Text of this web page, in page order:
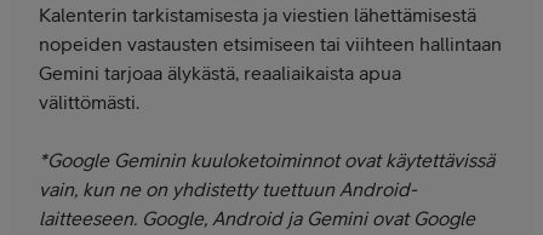
Kalenterin tarkistamisesta ja viestien lähettämisestä
nopeiden vastausten etsimiseen tai viihteen hallintaan
Gemini tarjoaa älykästä, reaaliaikaista apua
välittömästi.
*Google Geminin kuuloketoiminnot ovat käytettävissä
vain, kun ne on yhdistetty tuettuun Android-
laitteeseen. Google, Android ja Gemini ovat Google